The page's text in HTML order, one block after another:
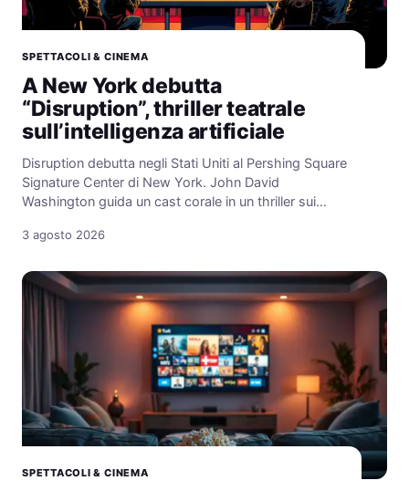
SPETTACOLI & CINEMA
A New York debutta
“Disruption”, thriller teatrale
sull’intelligenza artificiale
Disruption debutta negli Stati Uniti al Pershing Square
Signature Center di New York. John David
Washington guida un cast corale in un thriller sui…
3 agosto 2026
SPETTACOLI & CINEMA